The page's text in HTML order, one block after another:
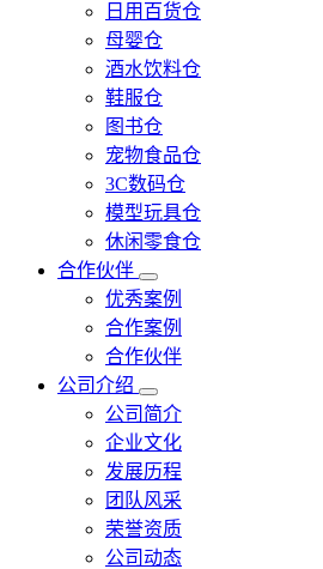
日用百货仓
母婴仓
酒水饮料仓
鞋服仓
图书仓
宠物食品仓
3C数码仓
模型玩具仓
休闲零食仓
合作伙伴
优秀案例
合作案例
合作伙伴
公司介绍
公司简介
企业文化
发展历程
团队风采
荣誉资质
公司动态